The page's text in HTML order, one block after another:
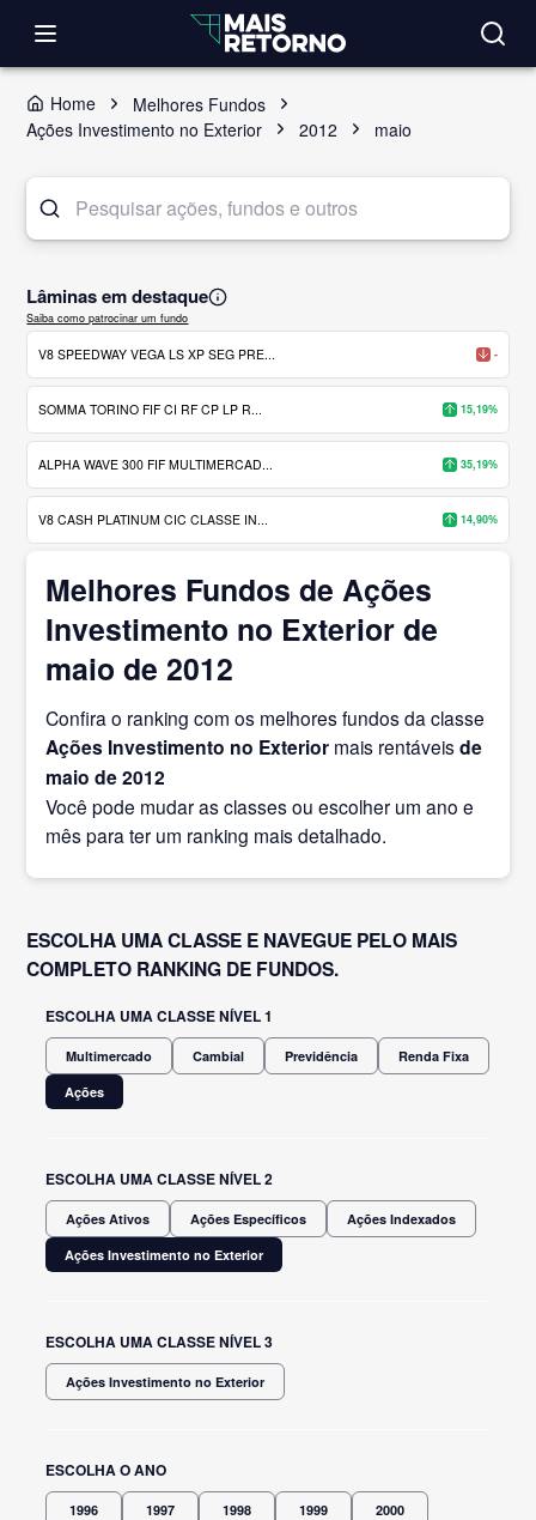
Home
Melhores Fundos
Ações Investimento no Exterior
2012 maio
Lâminas em destaque
Saiba como patrocinar um fundo
V8 SPEEDWAY VEGA LS XP SEG PRE... -
SOMMA TORINO FIF CI RF CP LP R... 15,19%
ALPHA WAVE 300 FIF MULTIMERCAD... 35,19%
V8 CASH PLATINUM CIC CLASSE IN... 14,90%
Melhores Fundos de Ações
Investimento no Exterior de
maio de 2012
Confira o ranking com os melhores fundos da classe
Ações Investimento no Exterior mais rentáveisde
maio de 2012
Você pode mudar as classes ou escolher um ano e
mês para ter um ranking mais detalhado.
ESCOLHA UMA CLASSE E NAVEGUE PELO MAIS
COMPLETO RANKING DE FUNDOS.
ESCOLHA UMA CLASSE NÍVEL 1
Multimercado Cambial Previdência
Renda Fixa
Ações
ESCOLHA UMA CLASSE NÍVEL 2
Ações Ativos Ações Específicos
Ações Indexados
Ações Investimento no Exterior
ESCOLHA UMA CLASSE NÍVEL 3
Ações Investimento no Exterior
ESCOLHA O ANO
1996 1997 1998 1999 2000